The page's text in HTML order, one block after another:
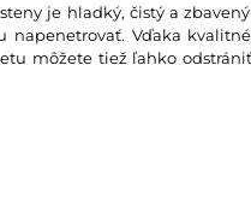
je hladký, čistý a
napenetrovať. Vďaka
môžete tiež ľahko